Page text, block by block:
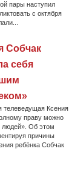
пары наступил
с октября
Собчак
себя
телеведущая Ксения
праву можно
людей». Об этом
причины
ребёнка Собчак